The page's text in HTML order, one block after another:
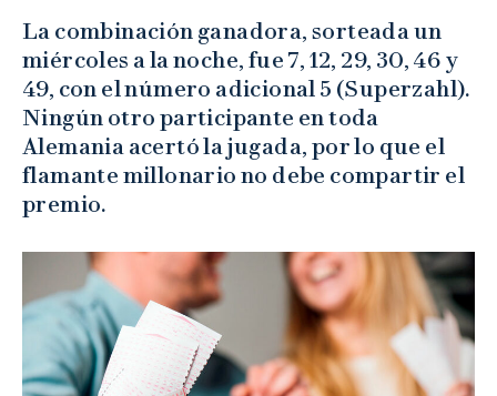
La combinación ganadora, sorteada un
miércoles a la noche, fue 7, 12, 29, 30, 46 y
49, con el número adicional 5 (Superzahl).
Ningún otro participante en toda
Alemania acertó la jugada, por lo que el
flamante millonario no debe compartir el
premio.